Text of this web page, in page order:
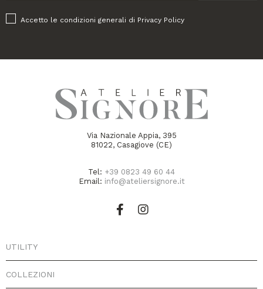
Accetto le condizioni generali di Privacy Policy
Via Nazionale Appia, 395
81022, Casagiove (CE)
Tel: +39 0823 49 60 44
Email: info@ateliersignore.it
UTILITY
COLLEZIONI